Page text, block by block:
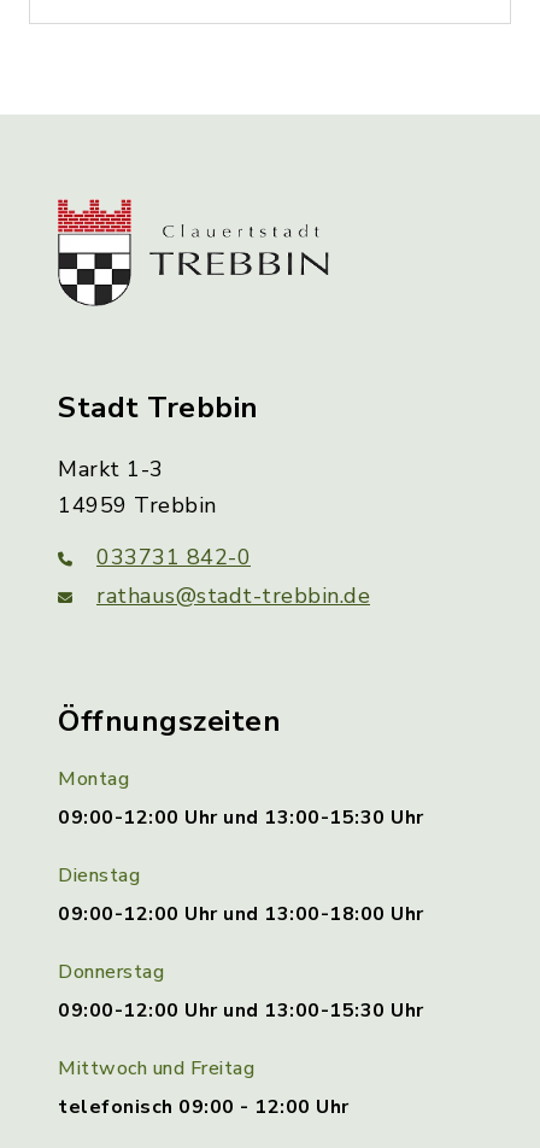
Stadt Trebbin
Markt 1-3
14959 Trebbin
033731 842-0
rathaus@stadt-trebbin.de
Öffnungszeiten
Montag
09:00-12:00 Uhr und 13:00-15:30 Uhr
Dienstag
09:00-12:00 Uhr und 13:00-18:00 Uhr
Donnerstag
09:00-12:00 Uhr und 13:00-15:30 Uhr
Mittwoch und Freitag
telefonisch 09:00 - 12:00 Uhr